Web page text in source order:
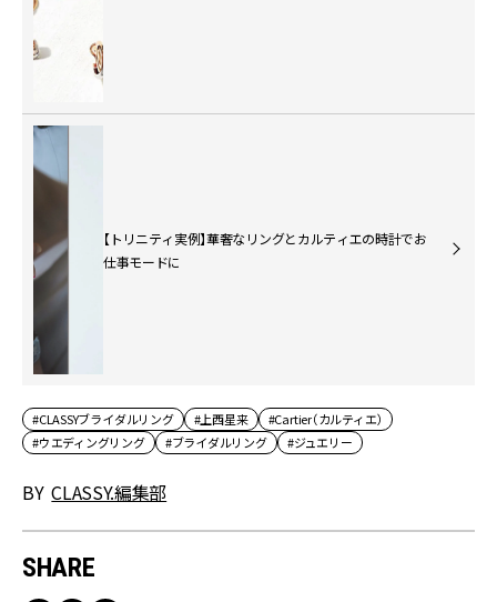
【トリニティ実例】華奢なリングとカルティエの時計でお
仕事モードに
#CLASSYブライダルリング #上西星来
#Cartier（カルティエ）
#ウエディングリング
#ブライダルリング #ジュエリー
BY CLASSY.編集部
SHARE